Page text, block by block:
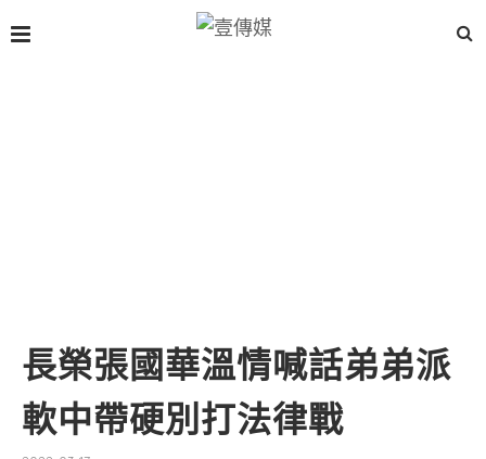
長榮張國華溫情喊話弟弟派
軟中帶硬別打法律戰